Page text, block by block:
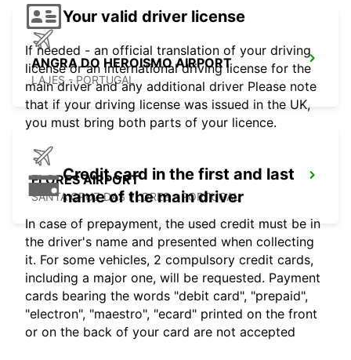
ANGRA DO HEROISMO AIRPORT
LAJES - PORTUGAL
FLORES AIRPORT
SANTA CRUZ DAS FLORES - PORTUGAL
Your valid driver license
If needed - an official translation of your driving
license or an international driving license for the
main driver and any additional driver Please note
that if your driving license was issued in the UK,
you must bring both parts of your licence.
Credit card in the first and last
name of the main driver
In case of prepayment, the used credit must be in
the driver's name and presented when collecting
it. For some vehicles, 2 compulsory credit cards,
including a major one, will be requested. Payment
cards bearing the words "debit card", "prepaid",
"electron", "maestro", "ecard" printed on the front
or on the back of your card are not accepted